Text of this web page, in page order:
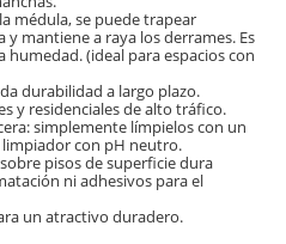
médula, se puede trapear
mantiene a raya los derrames. Es
humedad. (ideal para espacios con
durabilidad a largo plazo.
y residenciales de alto tráfico.
simplemente límpielos con un
con pH neutro.
pisos de superficie dura
ni adhesivos para el
un atractivo duradero.